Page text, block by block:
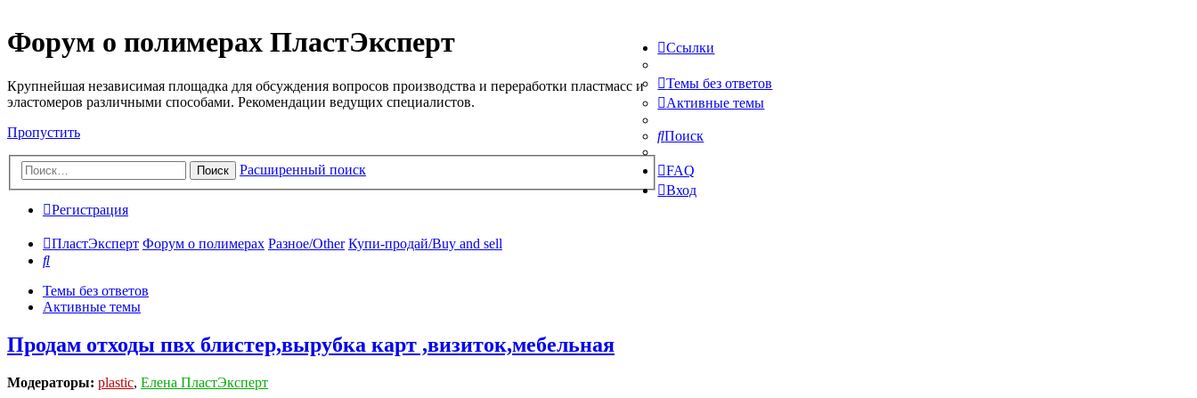
Форум о полимерах ПластЭксперт
Крупнейшая независимая площадка для обсуждения вопросов производства и переработки пластмасс и
эластомеров различными способами. Рекомендации ведущих специалистов.
Пропустить
Поиск Расширенный поиск
Ссылки
Темы без ответов
Активные темы
Поиск
FAQ
Вход
Регистрация
ПластЭксперт Форум о полимерах Разное/Other Купи-продай/Buy and sell
Поиск
Темы без ответов
Активные темы
Продам отходы пвх блистер,вырубка карт ,визиток,мебельная
Модераторы: plastic, Елена ПластЭксперт